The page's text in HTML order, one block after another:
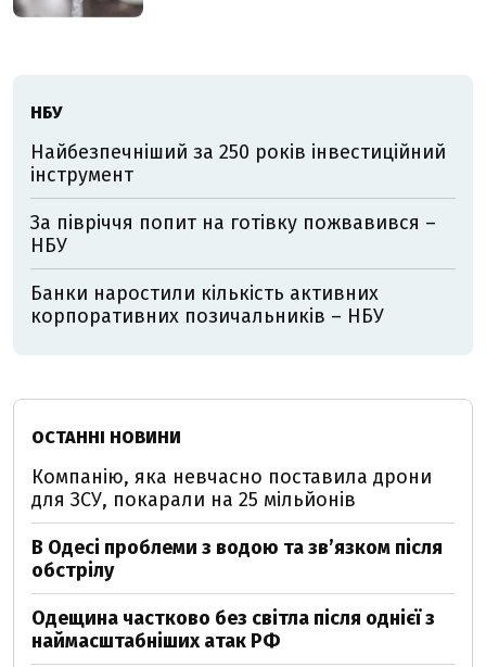
НБУ
Найбезпечніший за 250 років інвестиційний
інструмент
За півріччя попит на готівку пожвавився –
НБУ
Банки наростили кількість активних
корпоративних позичальників – НБУ
ОСТАННІ НОВИНИ
Компанію, яка невчасно поставила дрони
для ЗСУ, покарали на 25 мільйонів
В Одесі проблеми з водою та звʼязком після
обстрілу
Одещина частково без світла після однієї з
наймасштабніших атак РФ